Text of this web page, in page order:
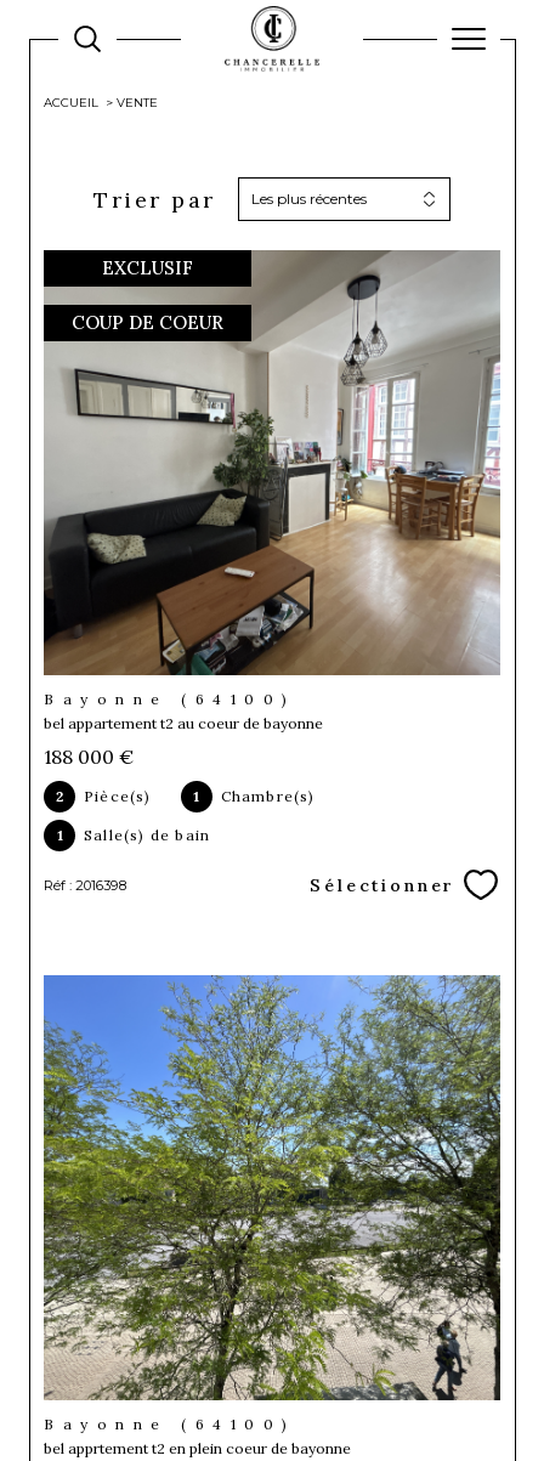
ACCUEIL VENTE
Trier par Les plus récentes
EXCLUSIF
COUP DE COEUR
Bayonne (64100)
bel appartement t2 au coeur de bayonne
188 000 €
2 Pièce(s) 1 Chambre(s)
1 Salle(s) de bain
Réf : 2016398 Sélectionner
Bayonne (64100)
bel apprtement t2 en plein coeur de bayonne